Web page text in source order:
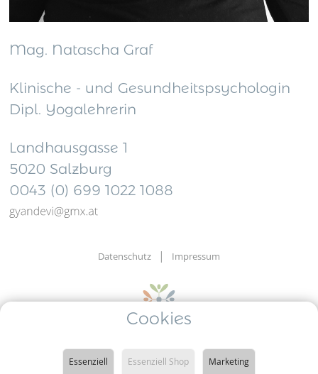
Mag. Natascha Graf
Klinische - und Gesundheitspsychologin
Dipl. Yogalehrerin
Landhausgasse 1
5020 Salzburg
0043 (0) 699 1022 1088
Datenschutz Impressum
Psyche.Yoga
entspannt verändern - achtsam leben
Cookies
Essenziell Essenziell Shop Marketing